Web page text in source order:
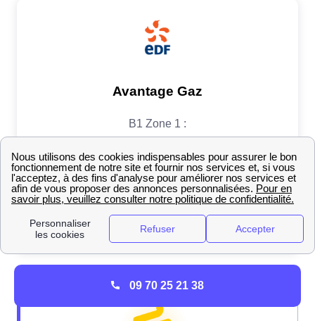
09 70 25 21 38